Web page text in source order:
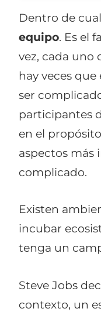
Dentro de
equipo. Es el
vez, cada uno
hay veces
ser
participantes
en el
aspectos más
complicado.
Existen
incubar
tenga un
Steve Jobs
contexto, un